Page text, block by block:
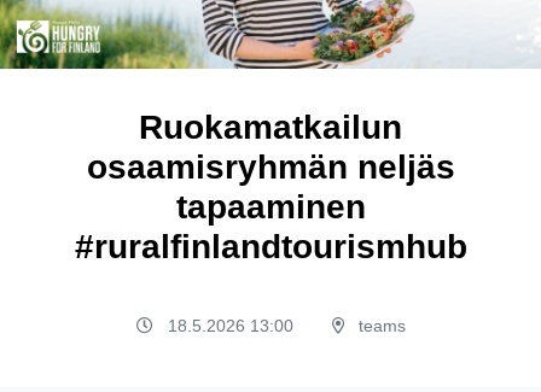
Ruokamatkailun
osaamisryhmän neljäs
tapaaminen
#ruralfinlandtourismhub
18.5.2026 13:00 teams